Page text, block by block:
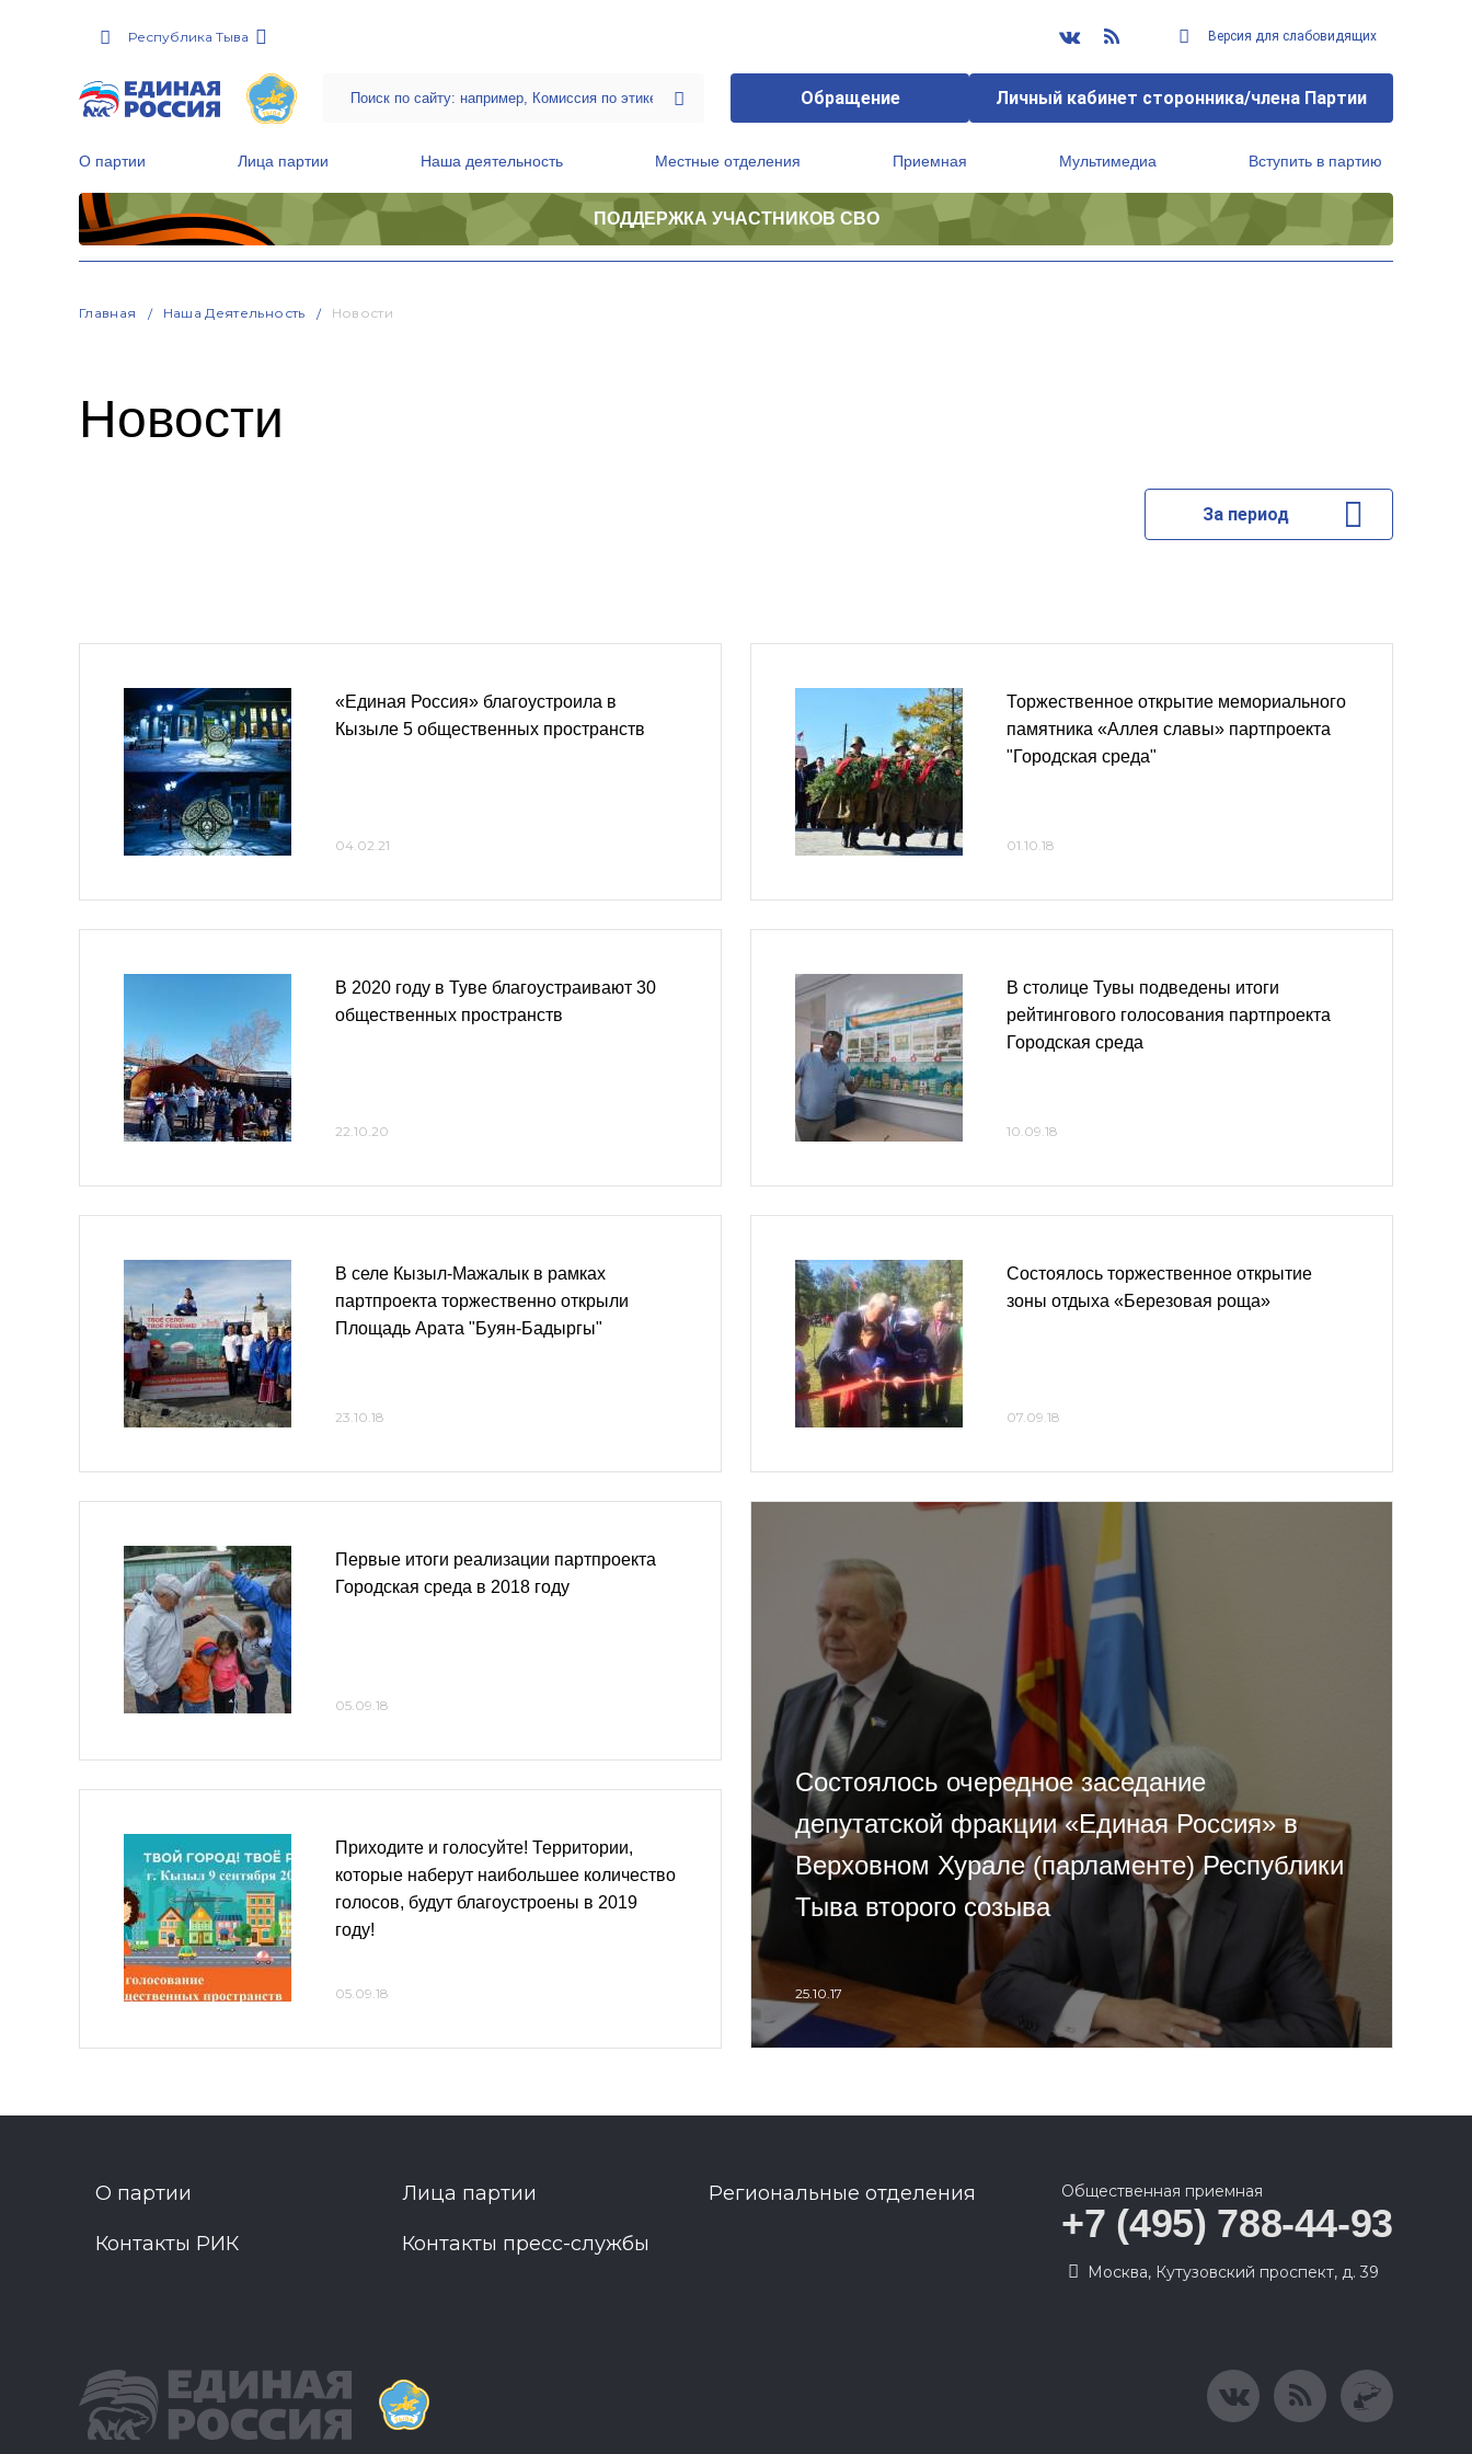
Республика Тыва Версия для слабовидящих
Обращение Личный кабинет сторонника/члена Партии
О партии Лица партии Наша деятельность Местные отделения Приемная Мультимедиа Вступить в партию
ПОДДЕРЖКА УЧАСТНИКОВ СВО
Главная Наша Деятельность Новости
Новости
За период
«Единая Россия» благоустроила в
Кызыле 5 общественных пространств
04.02.21
В 2020 году в Туве благоустраивают 30
общественных пространств
22.10.20
В селе Кызыл-Мажалык в рамках
партпроекта торжественно открыли
Площадь Арата "Буян-Бадыргы"
23.10.18
Торжественное открытие мемориального
памятника «Аллея славы» партпроекта
"Городская среда"
01.10.18
В столице Тувы подведены итоги
рейтингового голосования партпроекта
Городская среда
10.09.18
Состоялось торжественное открытие
зоны отдыха «Березовая роща»
07.09.18
Первые итоги реализации партпроекта
Городская среда в 2018 году
05.09.18
Приходите и голосуйте! Территории,
которые наберут наибольшее количество
голосов, будут благоустроены в 2019
году!
05.09.18
Состоялось очередное заседание
депутатской фракции «Единая Россия» в
Верховном Хурале (парламенте) Республики
Тыва второго созыва
25.10.17
О партии Лица партии Региональные отделения
Контакты РИК Контакты пресс-службы
Общественная приемная
+7 (495) 788-44-93
Москва, Кутузовский проспект, д. 39